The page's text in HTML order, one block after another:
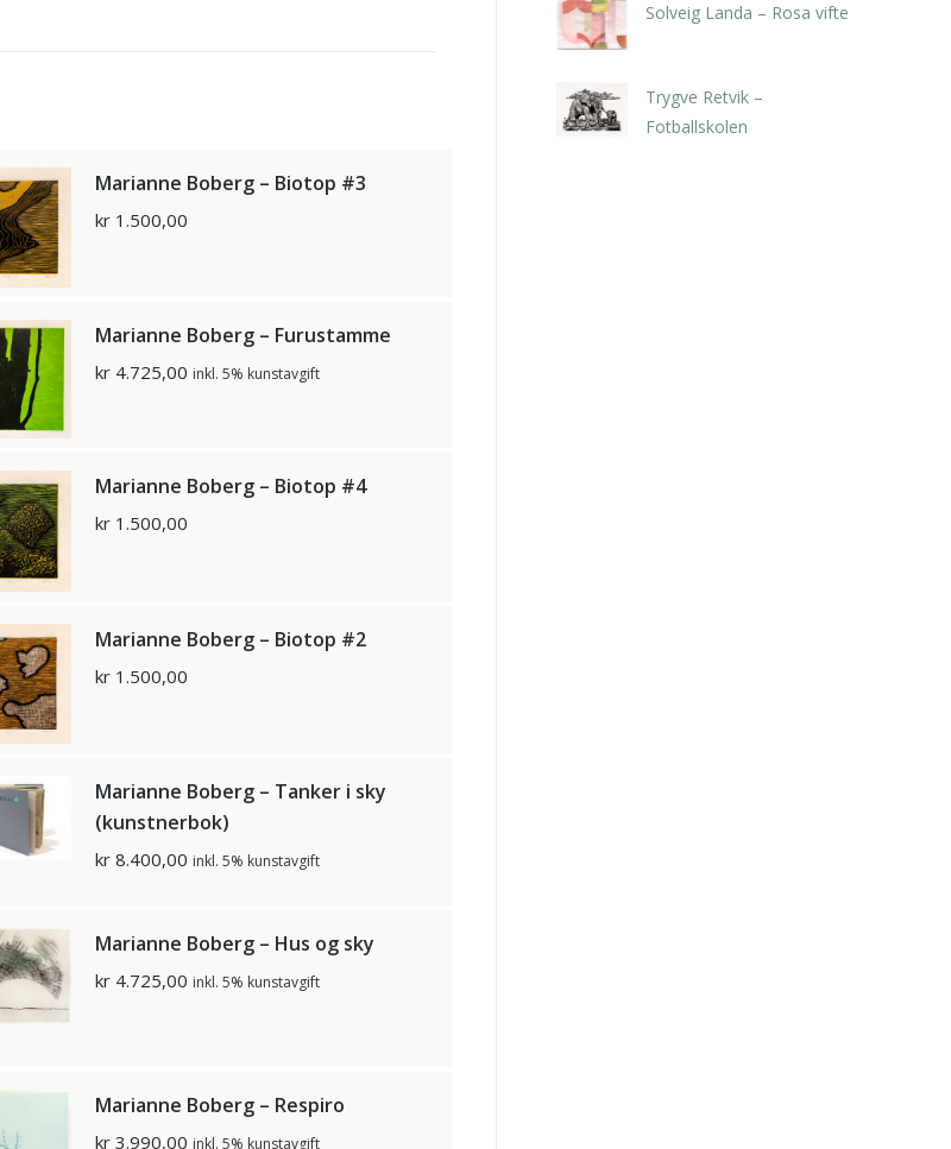
Marianne Boberg – Biotop #3
kr1.500,00
Marianne Boberg – Furustamme
kr4.725,00 inkl. 5% kunstavgift
Marianne Boberg – Biotop #4
kr1.500,00
Marianne Boberg – Biotop #2
kr1.500,00
Marianne Boberg – Tanker i sky
(kunstnerbok)
kr8.400,00 inkl. 5% kunstavgift
Marianne Boberg – Hus og sky
kr4.725,00 inkl. 5% kunstavgift
Marianne Boberg – Respiro
kr3.990,00 inkl. 5% kunstavgift
Solveig Landa – Rosa vifte
Trygve Retvik –
Fotballskolen